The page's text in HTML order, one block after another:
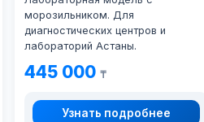
морозильником. Для
диагностических центров и
лабораторий Астаны.
445 000 ₸
Узнать подробнее